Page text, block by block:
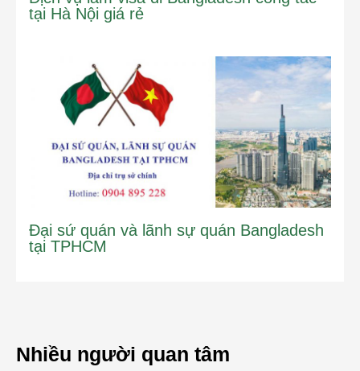
tại Hà Nội giá rẻ
Đại sứ quán và lãnh sự quán Bangladesh
tại TPHCM
Nhiều người quan tâm